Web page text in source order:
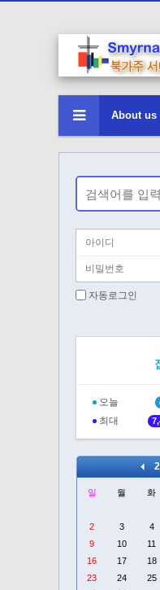
About us
자동로그인
오늘
최대
일 월 화
2
3 4
9
10 11
16
17 18
23
24 25